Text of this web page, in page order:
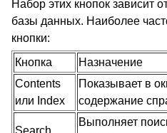
Набор этих кнопок зависит
базы данных. Наиболее
кнопки:
Кнопка
Назначение
Contents
или Index
Показывает в
содержание
Search
Выполняет